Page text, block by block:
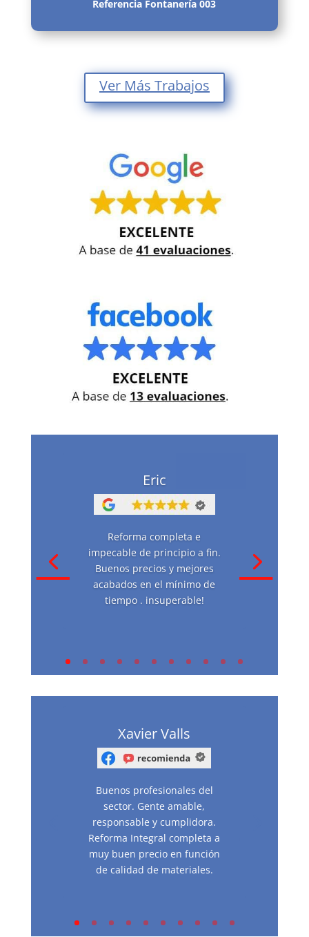
Referencia Fontanería 003
Ver Más Trabajos
Eric
Reforma completa e
impecable de principio a fin.
Buenos precios y mejores
acabados en el mínimo de
tiempo . insuperable!
Xavier Valls
Buenos profesionales del
sector. Gente amable,
responsable y cumplidora.
Reforma Integral completa a
muy buen precio en función
de calidad de materiales.